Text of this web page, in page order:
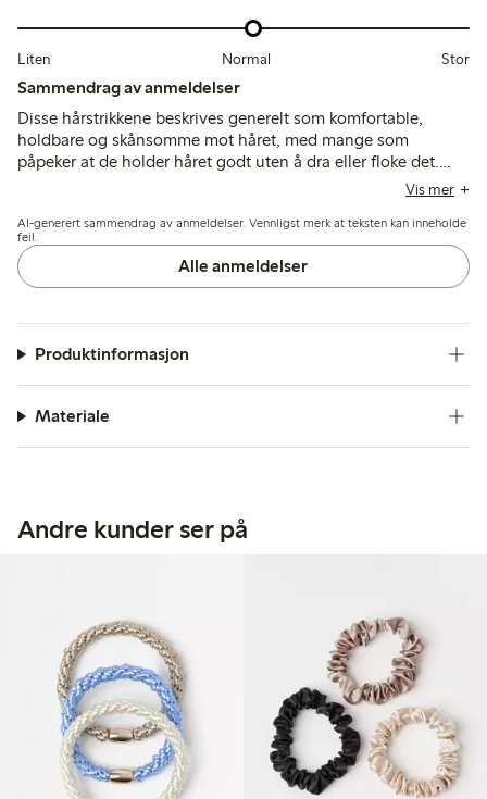
Liten Normal Stor
Sammendrag av anmeldelser
Disse hårstrikkene beskrives generelt som komfortable,
holdbare og skånsomme mot håret, med mange som
påpeker at de holder håret godt uten å dra eller floke det.
Noen kunder synes de er litt store eller glatte for fint hår, og
etter begrenset bruk.
Vis mer
AI-generert sammendrag av anmeldelser. Vennligst merk at teksten kan inneholde
feil.
Alle anmeldelser
Produktinformasjon
Materiale
Andre kunder ser på